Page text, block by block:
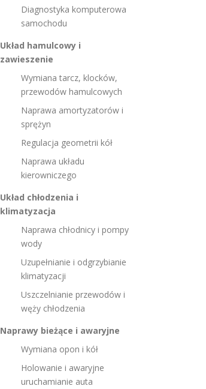
Diagnostyka komputerowa
samochodu
Układ hamulcowy i
zawieszenie
Wymiana tarcz, klocków,
przewodów hamulcowych
Naprawa amortyzatorów i
sprężyn
Regulacja geometrii kół
Naprawa układu
kierowniczego
Układ chłodzenia i
klimatyzacja
Naprawa chłodnicy i pompy
wody
Uzupełnianie i odgrzybianie
klimatyzacji
Uszczelnianie przewodów i
węży chłodzenia
Naprawy bieżące i awaryjne
Wymiana opon i kół
Holowanie i awaryjne
uruchamianie auta